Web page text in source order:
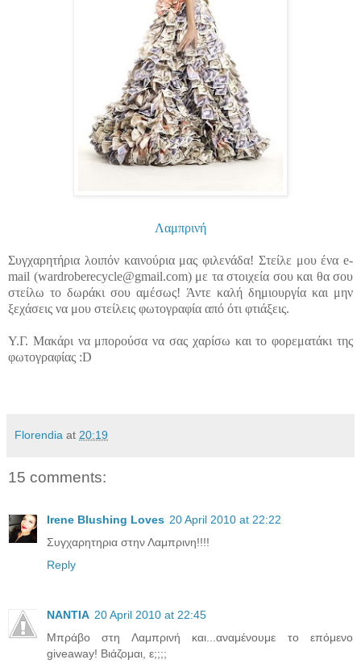
Λαμπρινή
Συγχαρητήρια λοιπόν καινούρια μας φιλενάδα! Στείλε μου ένα e-
mail (wardroberecycle@gmail.com) με τα στοιχεία σου και θα σου
στείλω το δωράκι σου αμέσως! Άντε καλή δημιουργία και μην
ξεχάσεις να μου στείλεις φωτογραφία από ότι φτιάξεις.
Υ.Γ. Μακάρι να μπορούσα να σας χαρίσω και το φορεματάκι της
φωτογραφίας :D
Florendia at 20:19
15 comments:
Irene Blushing Loves 20 April 2010 at 22:22
Συγχαρητηρια στην Λαμπρινη!!!!
Reply
NANTIA 20 April 2010 at 22:45
Μπράβο στη Λαμπρινή και...αναμένουμε το επόμενο
giveaway! Βιάζομαι, ε;;;;